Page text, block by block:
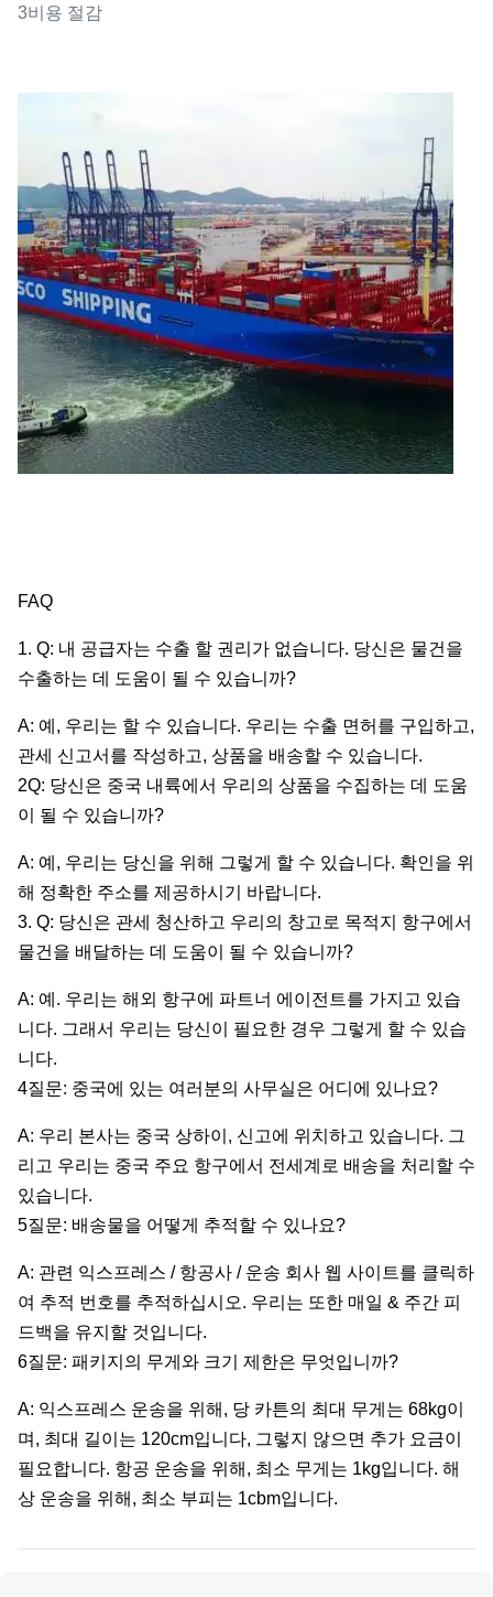
3비용 절감
FAQ
1. Q: 내 공급자는 수출 할 권리가 없습니다. 당신은 물건을
수출하는 데 도움이 될 수 있습니까?
A: 예, 우리는 할 수 있습니다. 우리는 수출 면허를 구입하고,
관세 신고서를 작성하고, 상품을 배송할 수 있습니다.
2Q: 당신은 중국 내륙에서 우리의 상품을 수집하는 데 도움
이 될 수 있습니까?
A: 예, 우리는 당신을 위해 그렇게 할 수 있습니다. 확인을 위
해 정확한 주소를 제공하시기 바랍니다.
3. Q: 당신은 관세 청산하고 우리의 창고로 목적지 항구에서
물건을 배달하는 데 도움이 될 수 있습니까?
A: 예. 우리는 해외 항구에 파트너 에이전트를 가지고 있습
니다. 그래서 우리는 당신이 필요한 경우 그렇게 할 수 있습
니다.
4질문: 중국에 있는 여러분의 사무실은 어디에 있나요?
A: 우리 본사는 중국 상하이, 신고에 위치하고 있습니다. 그
리고 우리는 중국 주요 항구에서 전세계로 배송을 처리할 수
있습니다.
5질문: 배송물을 어떻게 추적할 수 있나요?
A: 관련 익스프레스 / 항공사 / 운송 회사 웹 사이트를 클릭하
여 추적 번호를 추적하십시오. 우리는 또한 매일 & 주간 피
드백을 유지할 것입니다.
6질문: 패키지의 무게와 크기 제한은 무엇입니까?
A: 익스프레스 운송을 위해, 당 카튼의 최대 무게는 68kg이
며, 최대 길이는 120cm입니다, 그렇지 않으면 추가 요금이
필요합니다. 항공 운송을 위해, 최소 무게는 1kg입니다. 해
상 운송을 위해, 최소 부피는 1cbm입니다.